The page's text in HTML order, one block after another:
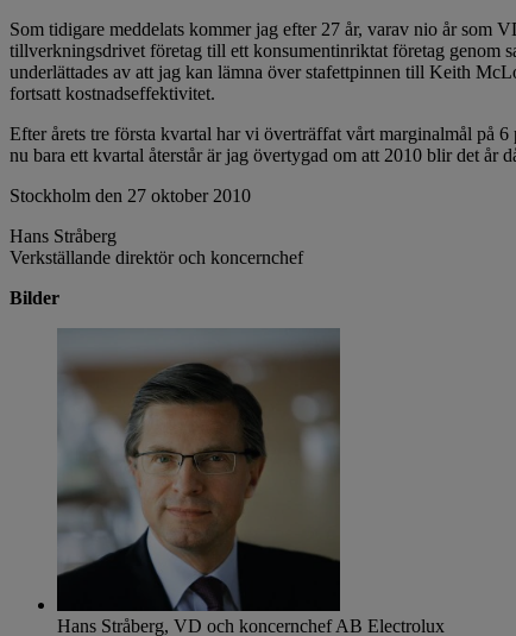
Som tidigare meddelats kommer jag efter 27 år, varav nio år som
tillverknings­drivet företag till ett konsumentinriktat företag genom
underlättades av att jag kan lämna över stafettpinnen till Keith
fortsatt kostnadseffektivitet.
Efter årets tre första kvartal har vi överträffat vårt marginalmål på
nu bara ett kvartal återstår är jag övertygad om att 2010 blir det år
Stockholm den 27 oktober 2010
Hans Stråberg
Verkställande direktör och koncernchef
Bilder
Hans Stråberg, VD och koncernchef AB Electrolux